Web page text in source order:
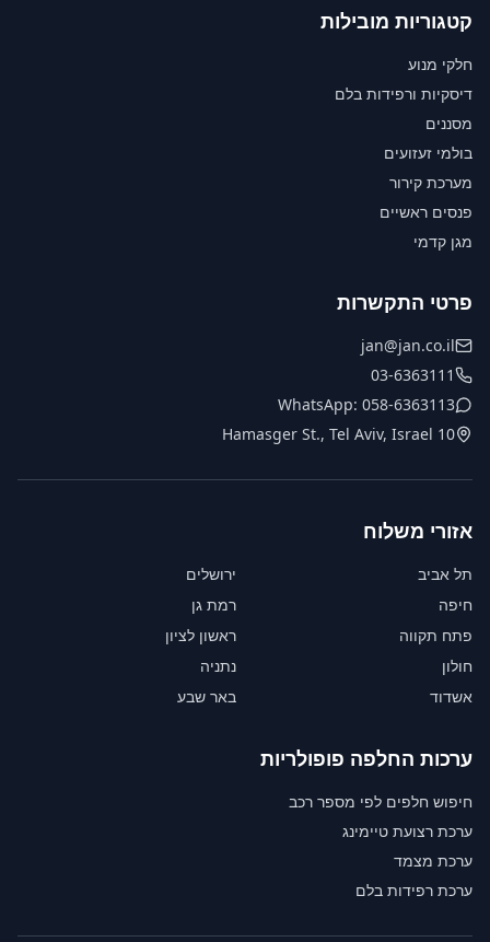
קטגוריות מובילות
חלקי מנוע
דיסקיות ורפידות בלם
מסננים
בולמי זעזועים
מערכת קירור
פנסים ראשיים
מגן קדמי
פרטי התקשרות
jan@jan.co.il
03-6363111
WhatsApp: 058-6363113
10 Hamasger St., Tel Aviv, Israel
אזורי משלוח
תל אביב
ירושלים
חיפה
רמת גן
פתח תקווה
ראשון לציון
חולון
נתניה
אשדוד
באר שבע
ערכות החלפה פופולריות
חיפוש חלפים לפי מספר רכב
ערכת רצועת טיימינג
ערכת מצמד
ערכת רפידות בלם